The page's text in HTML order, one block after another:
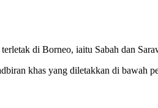
di Borneo, iaitu Sabah dan
khas yang diletakkan di bawah